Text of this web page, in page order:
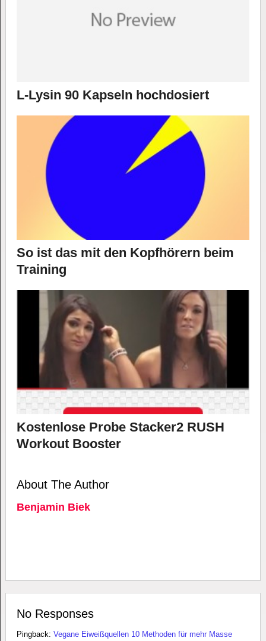
L-Lysin 90 Kapseln hochdosiert
So ist das mit den Kopfhörern beim
Training
Kostenlose Probe Stacker2 RUSH
Workout Booster
About The Author
Benjamin Biek
No Responses
Pingback: Vegane Eiweißquellen 10 Methoden für mehr Masse